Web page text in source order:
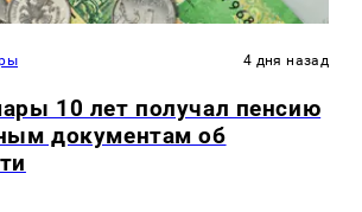
4 дня назад
10 лет получал пенсию
документам об